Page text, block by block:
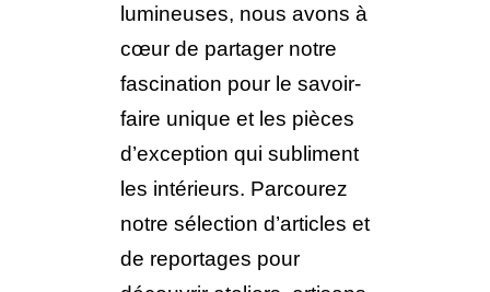
lumineuses, nous avons à
cœur de partager notre
fascination pour le savoir-
faire unique et les pièces
d’exception qui subliment
les intérieurs. Parcourez
notre sélection d’articles et
de reportages pour